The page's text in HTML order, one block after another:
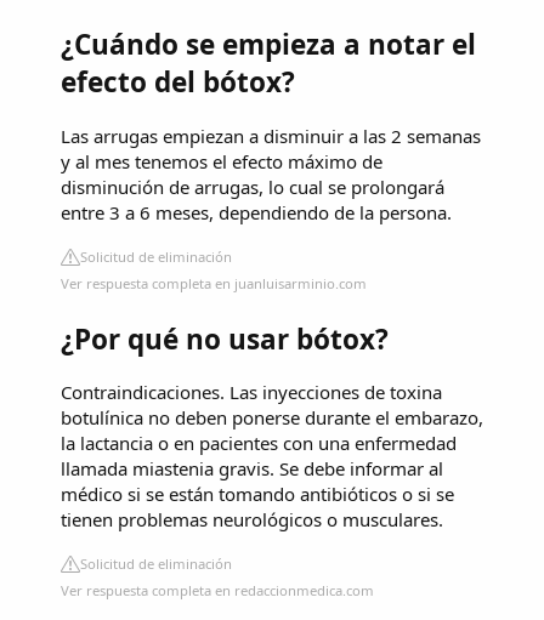
¿Cuándo se empieza a notar el
efecto del bótox?
Las arrugas empiezan a disminuir a las 2 semanas
y al mes tenemos el efecto máximo de
disminución de arrugas, lo cual se prolongará
entre 3 a 6 meses, dependiendo de la persona.
Solicitud de eliminación
Ver respuesta completa en juanluisarminio.com
¿Por qué no usar bótox?
Contraindicaciones. Las inyecciones de toxina
botulínica no deben ponerse durante el embarazo,
la lactancia o en pacientes con una enfermedad
llamada miastenia gravis. Se debe informar al
médico si se están tomando antibióticos o si se
tienen problemas neurológicos o musculares.
Solicitud de eliminación
Ver respuesta completa en redaccionmedica.com